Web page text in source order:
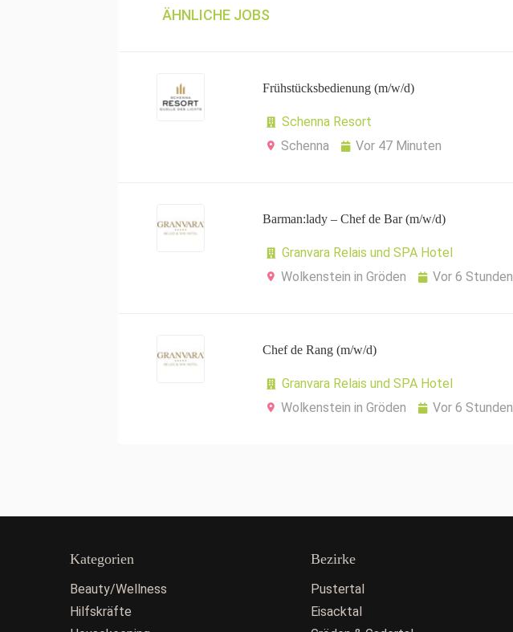
ÄHNLICHE JOBS
Frühstücksbedienung (m/w/d)
Schenna Resort
Schenna
Vor 47 Minuten
Barman:lady – Chef de Bar (m/w/d)
Granvara Relais und SPA Hotel
Wolkenstein in Gröden
Vor 6 Stunden
Chef de Rang (m/w/d)
Granvara Relais und SPA Hotel
Wolkenstein in Gröden
Vor 6 Stunden
Kategorien
Beauty/Wellness
Hilfskräfte
Bezirke
Pustertal
Eisacktal